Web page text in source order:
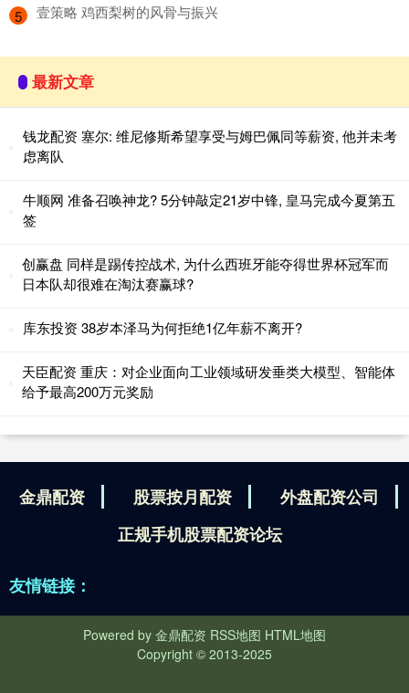
5 ​壹策略 鸡西梨树的风骨与振兴
最新文章
钱龙配资 塞尔: 维尼修斯希望享受与姆巴佩同等薪资, 他并未考
虑离队
牛顺网 准备召唤神龙? 5分钟敲定21岁中锋, 皇马完成今夏第五
签
创赢盘 同样是踢传控战术, 为什么西班牙能夺得世界杯冠军而
日本队却很难在淘汰赛赢球?
库东投资 38岁本泽马为何拒绝1亿年薪不离开?
天臣配资 重庆：对企业面向工业领域研发垂类大模型、智能体
给予最高200万元奖励
金鼎配资 股票按月配资
外盘配资公司
正规手机股票配资论坛
友情链接：
Powered by 金鼎配资 RSS地图 HTML地图
Copyright © 2013-2025